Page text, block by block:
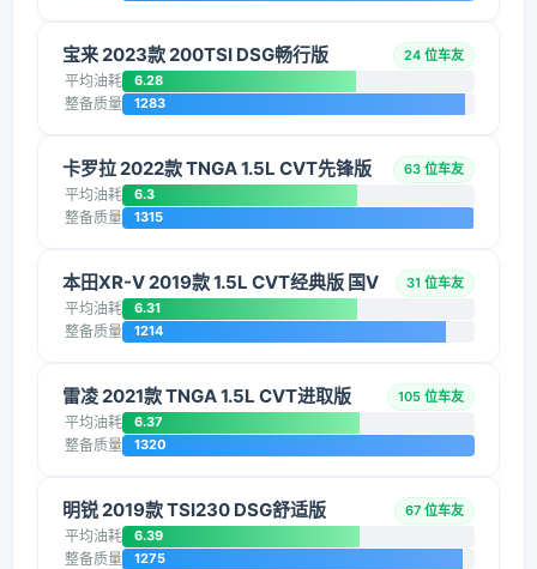
宝来 2023款 200TSI DSG畅行版 24 位车友
平均油耗 6.28
整备质量 1283
卡罗拉 2022款 TNGA 1.5L CVT先锋版 63 位车友
平均油耗 6.3
整备质量 1315
本田XR-V 2019款 1.5L CVT经典版 国V 31 位车友
平均油耗 6.31
整备质量 1214
雷凌 2021款 TNGA 1.5L CVT进取版 105 位车友
平均油耗 6.37
整备质量 1320
明锐 2019款 TSI230 DSG舒适版 67 位车友
平均油耗 6.39
整备质量 1275